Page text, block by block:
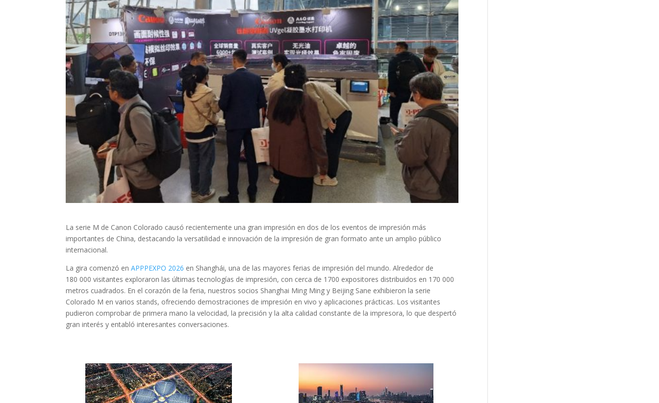
Para lona
Cristal Glass
Traslúcido
Facade Film
FACHADAS VENTILADAS
Avery Dennison Sostenible
Antigraffiti
Cinta de sellado
Hojas 9mm
Hojas 18mm
Hojas 25mm
Hojas circulares
Hojas especiales
Raspadores
Contenedor hojas
La serie M de Canon Colorado causó recientemente una gran impresión en dos de los eventos de impresión más
importantes de China, destacando la versatilidad e innovación de la impresión de gran formato ante un amplio público
internacional.
La gira comenzó en APPPEXPO 2026 en Shanghái, una de las mayores ferias de impresión del mundo. Alrededor de
180 000 visitantes exploraron las últimas tecnologías de impresión, con cerca de 1700 expositores distribuidos en 170 000
metros cuadrados. En el corazón de la feria, nuestros socios Shanghai Ming Ming y Beijing Sane exhibieron la serie
Colorado M en varios stands, ofreciendo demostraciones de impresión en vivo y aplicaciones prácticas. Los visitantes
pudieron comprobar de primera mano la velocidad, la precisión y la alta calidad constante de la impresora, lo que despertó
gran interés y entabló interesantes conversaciones.